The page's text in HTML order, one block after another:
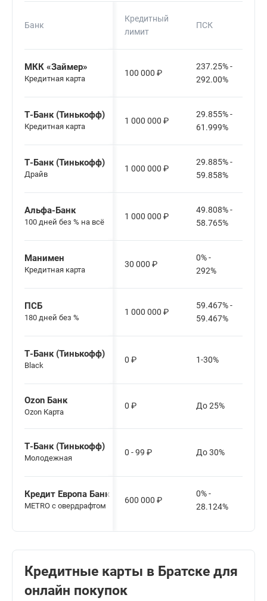
Банк
Кредитный
лимит
ПСК
МКК «Займер»
Кредитная карта
100 000 ₽
237.25% -
292.00%
Т-Банк (Тинькофф)
Кредитная карта
1 000 000 ₽
29.855% -
61.999%
Т-Банк (Тинькофф)
Драйв
1 000 000 ₽
29.885% -
59.858%
Альфа-Банк
100 дней без % на всё
1 000 000 ₽
49.808% -
58.765%
Манимен
Кредитная карта
30 000 ₽
0% -
292%
ПСБ
180 дней без %
1 000 000 ₽
59.467% -
59.467%
Т-Банк (Тинькофф)
Black
0 ₽ 1-30%
Ozon Банк
Ozon Карта
0 ₽ До 25%
Т-Банк (Тинькофф)
Молодежная
0 - 99 ₽ До 30%
Кредит Европа Банк
METRO с овердрафтом
600 000 ₽
0% -
28.124%
Кредитные карты в Братске для
онлайн покупок